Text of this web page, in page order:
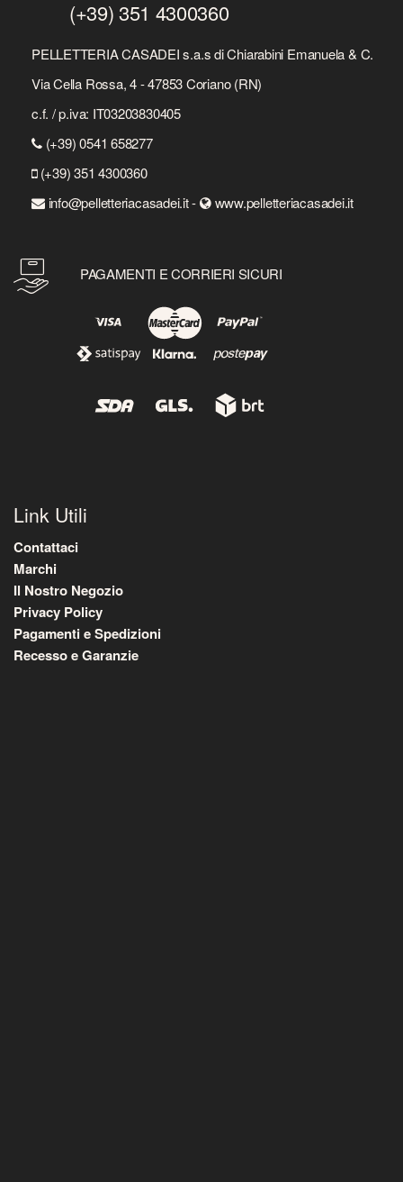
(+39) 351 4300360
PELLETTERIA CASADEI s.a.s di Chiarabini Emanuela & C.
Via Cella Rossa, 4 - 47853 Coriano (RN)
c.f. / p.iva: IT03203830405
(+39) 0541 658277
(+39) 351 4300360
info@pelletteriacasadei.it -
www.pelletteriacasadei.it
PAGAMENTI E CORRIERI SICURI
Link Utili
Contattaci
Marchi
Il Nostro Negozio
Privacy Policy
Pagamenti e Spedizioni
Recesso e Garanzie